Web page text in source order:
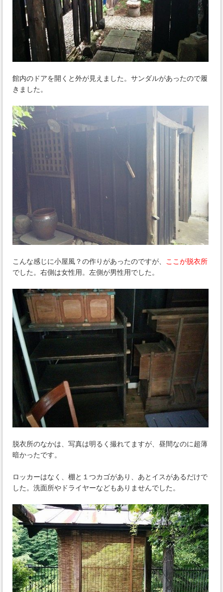
館内のドアを開くと外が見えました。サンダルがあったので履
きました。
こんな感じに小屋風？の作りがあったのですが、 ここが脱衣所
でした。右側は女性用。左側が男性用でした。
脱衣所のなかは、写真は明るく撮れてますが、昼間なのに超薄
暗かったです。
ロッカーはなく、棚と１つカゴがあり、あとイスがあるだけで
した。洗面所やドライヤーなどもありませんでした。